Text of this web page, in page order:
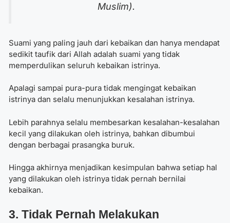
Muslim).
Suami yang paling jauh dari kebaikan dan hanya mendapat
sedikit taufik dari Allah adalah suami yang tidak
memperdulikan seluruh kebaikan istrinya.
Apalagi sampai pura-pura tidak mengingat kebaikan
istrinya dan selalu menunjukkan kesalahan istrinya.
Lebih parahnya selalu membesarkan kesalahan-kesalahan
kecil yang dilakukan oleh istrinya, bahkan dibumbui
dengan berbagai prasangka buruk.
Hingga akhirnya menjadikan kesimpulan bahwa setiap hal
yang dilakukan oleh istrinya tidak pernah bernilai
kebaikan.
3. Tidak Pernah Melakukan